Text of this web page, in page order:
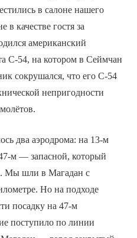
в салоне нашего
в качестве гостя за
американский
С-54, на котором в Сеймчан
сокрушался, что его С-54
непригодности
два аэродрома: на 13-м
м — запасной, который
Мы шли в Магадан с
Но на подходе
посадку на 47-м
поступило по линии